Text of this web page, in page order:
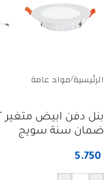
الرئيسية/مواد عامة
ضمان سنة سويج
5.750